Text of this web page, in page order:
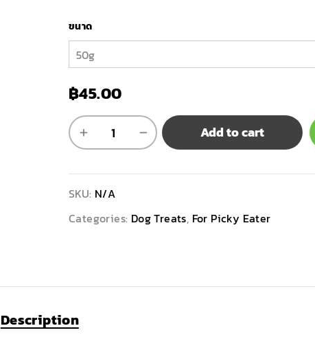
ขนาด
฿45.00
Add to cart
SKU: N/A
Categories: Dog Treats, For Picky Eater
Description